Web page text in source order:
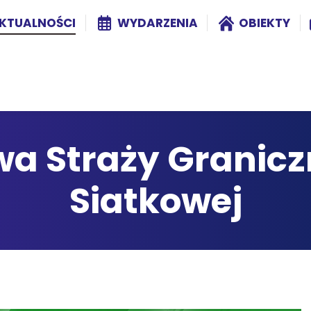
WYDARZENIA OBIEKTY
Straży
Siatkowej